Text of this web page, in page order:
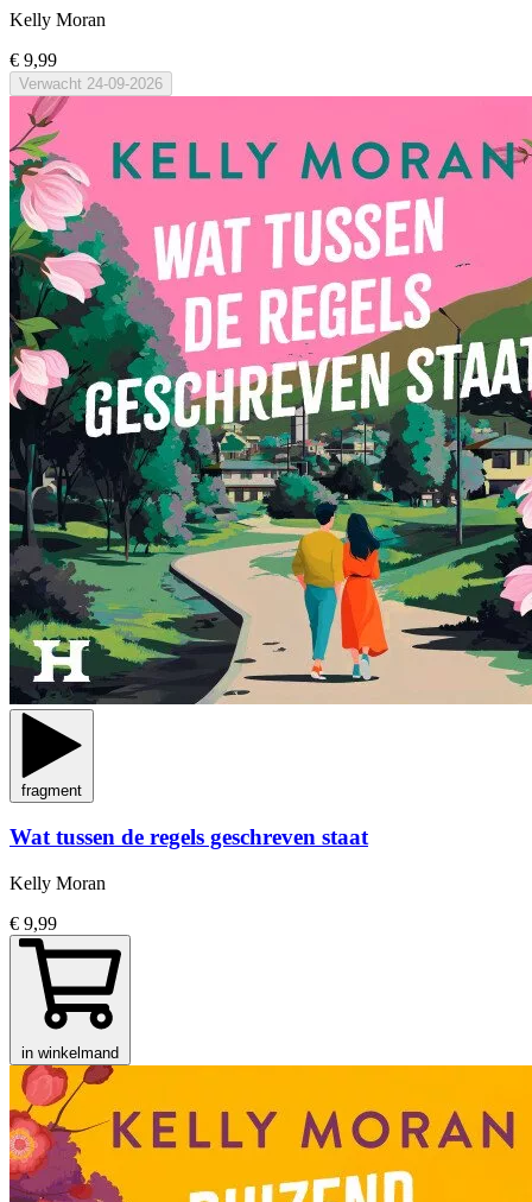
Kelly Moran
€ 9,99
Verwacht 24-09-2026
fragment
Wat tussen de regels geschreven staat
Kelly Moran
€ 9,99
in winkelmand